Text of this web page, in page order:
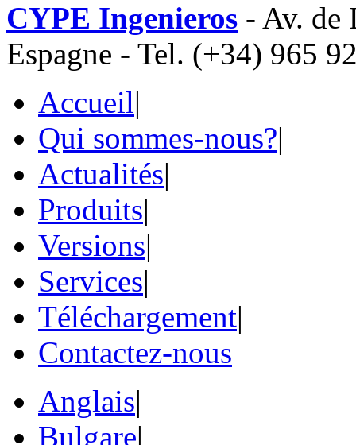
CYPE Ingenieros - Av.
Espagne - Tel. (+34) 965
Accueil|
Qui sommes-nous?|
Actualités|
Produits|
Versions|
Services|
Téléchargement|
Contactez-nous
Anglais|
Bulgare|